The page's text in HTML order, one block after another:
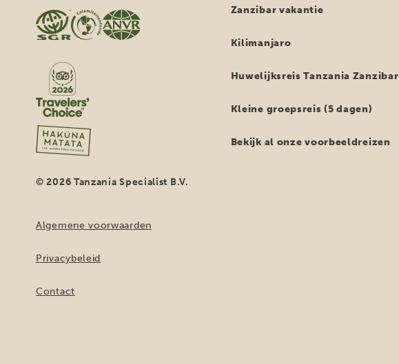
© 2026 Tanzania Specialist B.V.
Algemene voorwaarden
Privacybeleid
Contact
Zanzibar vakantie
Kilimanjaro
Huwelijksreis Tanzania Zanzibar
Kleine groepsreis (5 dagen)
Bekijk al onze voorbeeldreizen